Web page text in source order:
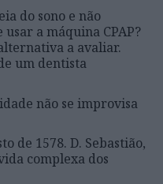
do sono e não
usar a máquina CPAP?
a avaliar.
um dentista
não se improvisa
de 1578. D. Sebastião,
complexa dos